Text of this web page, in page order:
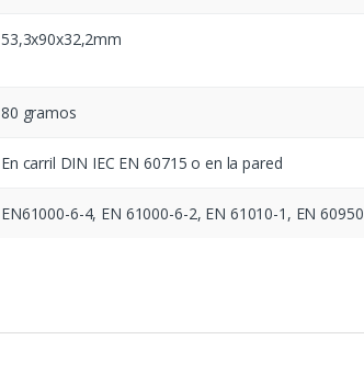
53,3x90x32,2mm
80 gramos
En carril DIN IEC EN 60715 o en la pared
EN61000-6-4, EN 61000-6-2, EN 61010-1, EN 60950